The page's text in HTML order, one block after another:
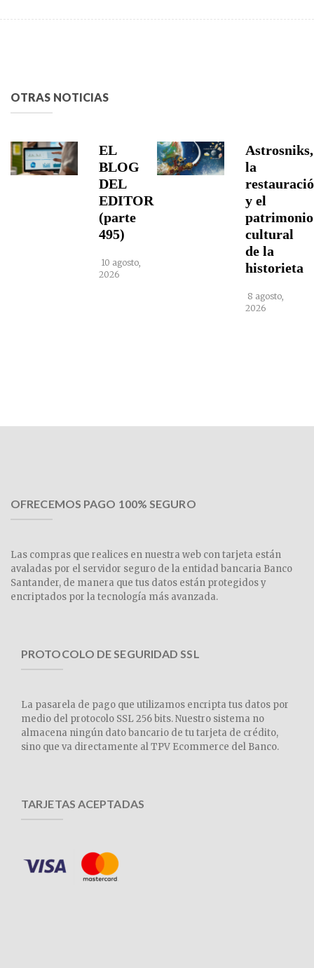
OTRAS NOTICIAS
EL
BLOG
DEL
EDITOR
(parte
495)
10 agosto,
2026
Astrosniks,
la
y el
patrimonio
cultural
de la
historieta
8 agosto,
2026
OFRECEMOS PAGO 100% SEGURO
Las compras que realices en nuestra web con tarjeta están
avaladas por el servidor seguro de la entidad bancaria Banco
Santander, de manera que tus datos están protegidos y
encriptados por la tecnología más avanzada.
PROTOCOLO DE SEGURIDAD SSL
La pasarela de pago que utilizamos encripta tus datos por
medio del protocolo SSL 256 bits. Nuestro sistema no
almacena ningún dato bancario de tu tarjeta de crédito,
sino que va directamente al TPV Ecommerce del Banco.
TARJETAS ACEPTADAS